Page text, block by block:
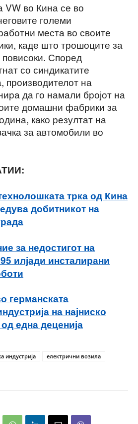
VW во Кина се во
големи
места во своите
каде што трошоците за
Според
со синдикатите
производителот на
да го намали бројот на
домашни фабрики за
како резултат на
за автомобили во
трка од Кина
добитникот на
за недостигот на
илјади инсталирани
германската
на најниско
една деценија
индустрија
електрични возила